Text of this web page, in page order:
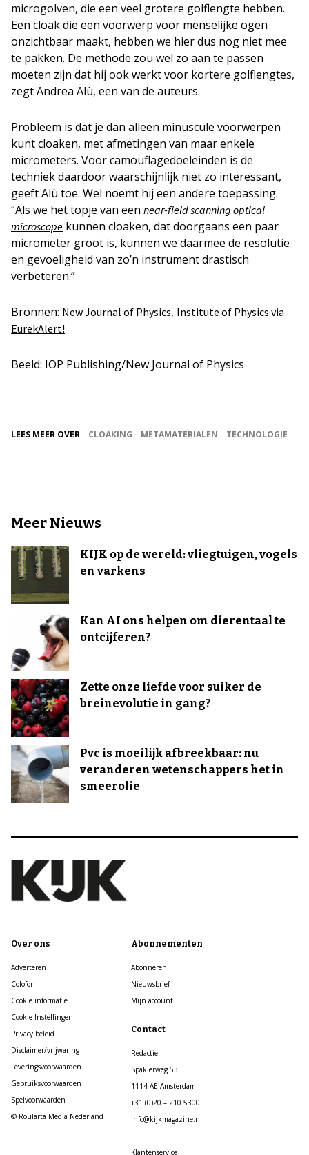
microgolven, die een veel grotere golflengte hebben.
Een cloak die een voorwerp voor menselijke ogen
onzichtbaar maakt, hebben we hier dus nog niet mee
te pakken. De methode zou wel zo aan te passen
moeten zijn dat hij ook werkt voor kortere golflengtes,
zegt Andrea Alù, een van de auteurs.
Probleem is dat je dan alleen minuscule voorwerpen
kunt cloaken, met afmetingen van maar enkele
micrometers. Voor camouflagedoeleinden is de
techniek daardoor waarschijnlijk niet zo interessant,
geeft Alù toe. Wel noemt hij een andere toepassing.
“Als we het topje van een near-field scanning optical
microscope kunnen cloaken, dat doorgaans een paar
micrometer groot is, kunnen we daarmee de resolutie
en gevoeligheid van zo’n instrument drastisch
verbeteren.”
Bronnen: New Journal of Physics, Institute of Physics via
EurekAlert!
Beeld: IOP Publishing/New Journal of Physics
LEES MEER OVER CLOAKING METAMATERIALEN TECHNOLOGIE
Meer Nieuws
KIJK op de wereld: vliegtuigen, vogels
en varkens
Kan AI ons helpen om dierentaal te
ontcijferen?
Zette onze liefde voor suiker de
breinevolutie in gang?
Pvc is moeilijk afbreekbaar: nu
veranderen wetenschappers het in
smeerolie
Over ons
Adverteren
Colofon
Cookie informatie
Cookie Instellingen
Privacy beleid
Disclaimer/vrijwaring
Leveringsvoorwaarden
Gebruiksvoorwaarden
Spelvoorwaarden
© Roularta Media Nederland
Abonnementen
Abonneren
Nieuwsbrief
Mijn account
Contact
Redactie
Spaklerweg 53
1114 AE Amsterdam
+31 (0)20 – 210 5300
info@kijkmagazine.nl
Klantenservice